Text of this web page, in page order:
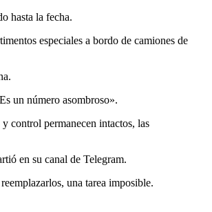
hasta la fecha.
especiales a bordo de camiones de
un número asombroso».
control permanecen intactos, las
en su canal de Telegram.
una tarea imposible.